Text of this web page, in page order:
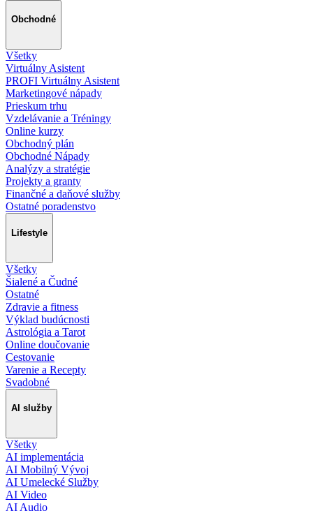
Obchodné
Všetky
Virtuálny Asistent
PROFI Virtuálny Asistent
Marketingové nápady
Prieskum trhu
Vzdelávanie a Tréningy
Online kurzy
Obchodný plán
Obchodné Nápady
Analýzy a stratégie
Projekty a granty
Finančné a daňové služby
Ostatné poradenstvo
Lifestyle
Všetky
Šialené a Čudné
Ostatné
Zdravie a fitness
Výklad budúcnosti
Astrológia a Tarot
Online doučovanie
Cestovanie
Varenie a Recepty
Svadobné
AI služby
Všetky
AI implementácia
AI Mobilný Vývoj
AI Umelecké Služby
AI Video
AI Audio